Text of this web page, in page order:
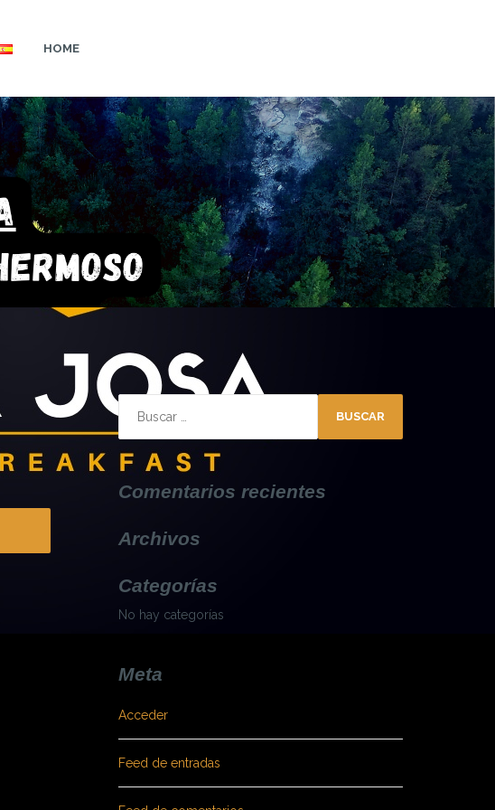
HOME
Buscar:
Comentarios recientes
Archivos
Categorías
No hay categorías
Meta
Acceder
Feed de entradas